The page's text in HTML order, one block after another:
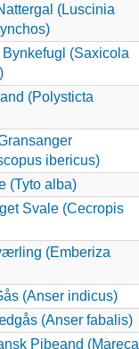
(Luscinia
(Saxicola
(Polysticta
ibericus)
(Tyto alba)
Svale (Cecropis
(Emberiza
(Anser indicus)
(Anser fabalis)
Pibeand (Mareca